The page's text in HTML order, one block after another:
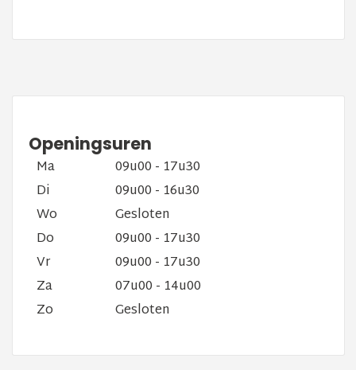
Openingsuren
Ma
09u00 - 17u30
Di
09u00 - 16u30
Wo
Gesloten
Do
09u00 - 17u30
Vr
09u00 - 17u30
Za
07u00 - 14u00
Zo
Gesloten